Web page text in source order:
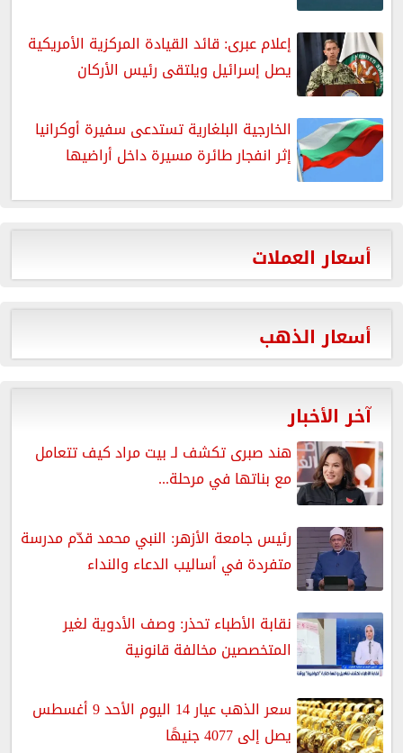
إعلام عبرى: قائد القيادة المركزية الأمريكية
يصل إسرائيل ويلتقى رئيس الأركان
الخارجية البلغارية تستدعى سفيرة أوكرانيا
إثر انفجار طائرة مسيرة داخل أراضيها
أسعار العملات
أسعار الذهب
آخر الأخبار
هند صبرى تكشف لـ بيت مراد كيف تتعامل
مع بناتها في مرحلة...
رئيس جامعة الأزهر: النبي محمد قدّم مدرسة
متفردة في أساليب الدعاء والنداء
نقابة الأطباء تحذر: وصف الأدوية لغير
المتخصصين مخالفة قانونية
سعر الذهب عيار 14 اليوم الأحد 9 أغسطس
يصل إلى 4077 جنيهًا